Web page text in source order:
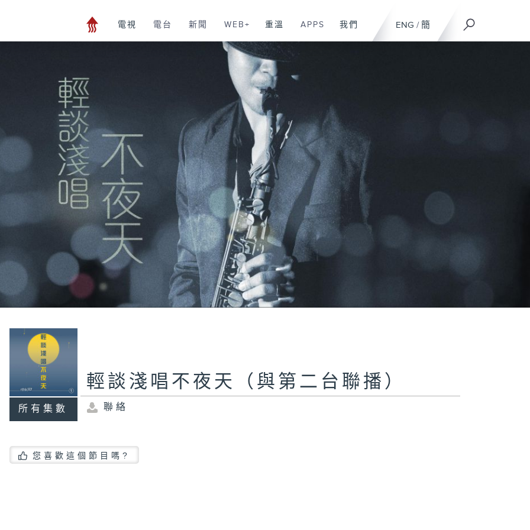
ENG / 簡
電視 電台 新聞 WEB+ 重溫 APPS 我們
所有集數
輕談淺唱不夜天（與第二台聯播）
聯絡
您喜歡這個節目嗎?